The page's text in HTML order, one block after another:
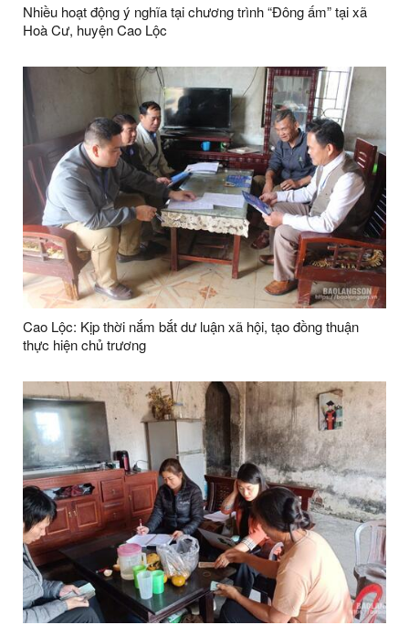
Nhiều hoạt động ý nghĩa tại chương trình “Đông ấm” tại xã
Hoà Cư, huyện Cao Lộc
Cao Lộc: Kịp thời nắm bắt dư luận xã hội, tạo đồng thuận
thực hiện chủ trương